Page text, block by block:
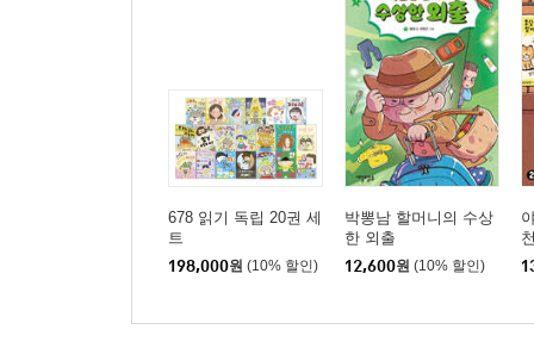
678 읽기 독립 20권 세
트
198,000원 (10% 할인)
박뽕남 할머니의 수상
한 외출
12,600원 (10% 할인)